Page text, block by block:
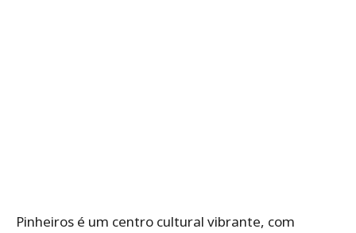
Pinheiros é um centro cultural vibrante, com